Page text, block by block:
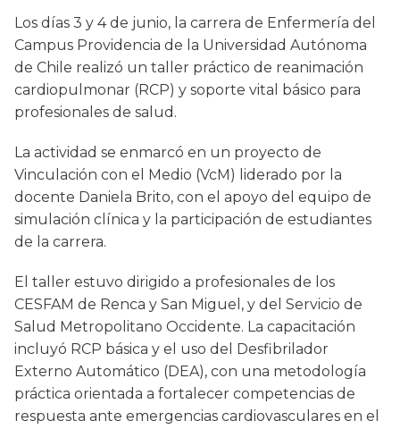
Los días 3 y 4 de junio, la carrera de Enfermería del
Campus Providencia de la Universidad Autónoma
de Chile realizó un taller práctico de reanimación
cardiopulmonar (RCP) y soporte vital básico para
profesionales de salud.
La actividad se enmarcó en un proyecto de
Vinculación con el Medio (VcM) liderado por la
docente Daniela Brito, con el apoyo del equipo de
simulación clínica y la participación de estudiantes
de la carrera.
El taller estuvo dirigido a profesionales de los
CESFAM de Renca y San Miguel, y del Servicio de
Salud Metropolitano Occidente. La capacitación
incluyó RCP básica y el uso del Desfibrilador
Externo Automático (DEA), con una metodología
práctica orientada a fortalecer competencias de
respuesta ante emergencias cardiovasculares en el